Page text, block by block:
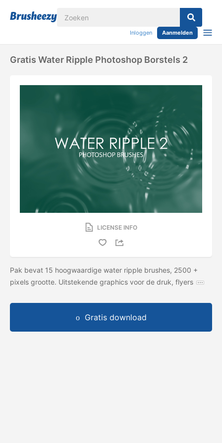
Inloggen Aanmelden
Gratis Water Ripple Photoshop Borstels 2
LICENSE INFO
Pak bevat 15 hoogwaardige water ripple brushes, 2500 +
pixels grootte. Uitstekende graphics voor de druk, flyers
Gratis download